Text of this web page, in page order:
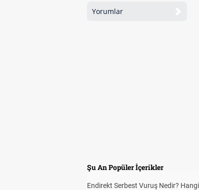
Yorumlar
Şu An Popüler İçerikler
Endirekt Serbest Vuruş Nedir?